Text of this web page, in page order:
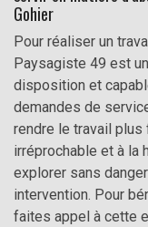
Gohier
Pour réaliser un
Paysagiste 49 est
disposition et
demandes de
rendre le travail
irréprochable et à la
explorer sans
intervention. Pour
faites appel à cette